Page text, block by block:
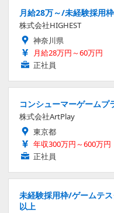
月給28万～/未経験採用
株式会社HIGHEST
神奈川県
月給28万円～60万円
正社員
コンシューマーゲーム
株式会社ArtPlay
東京都
年収300万円～600万円
正社員
未経験採用枠/ゲームテ
以上